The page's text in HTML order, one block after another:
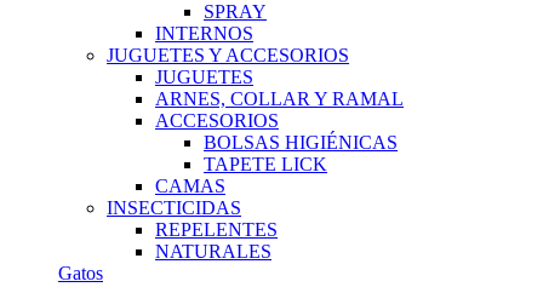
SPRAY
INTERNOS
JUGUETES Y ACCESORIOS
JUGUETES
ARNES, COLLAR Y RAMAL
ACCESORIOS
BOLSAS HIGIÉNICAS
TAPETE LICK
CAMAS
INSECTICIDAS
REPELENTES
NATURALES
Gatos